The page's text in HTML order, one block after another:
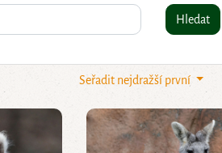
Hledat
Seřadit nejdražší první